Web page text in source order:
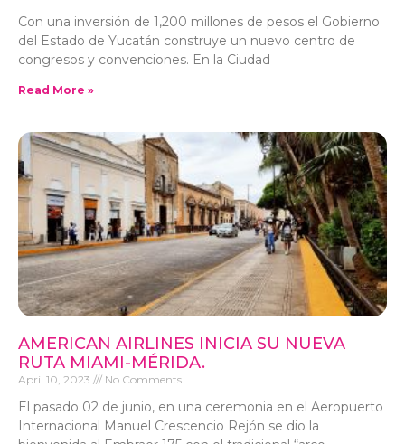
Con una inversión de 1,200 millones de pesos el Gobierno
del Estado de Yucatán construye un nuevo centro de
congresos y convenciones. En la Ciudad
Read More »
AMERICAN AIRLINES INICIA SU NUEVA
RUTA MIAMI-MÉRIDA.
April 10, 2023 No Comments
El pasado 02 de junio, en una ceremonia en el Aeropuerto
Internacional Manuel Crescencio Rejón se dio la